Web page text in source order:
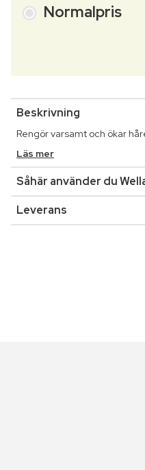
Normalpris
Beskrivning
Rengör varsamt och ökar
Läs mer
Såhär använder du
Leverans